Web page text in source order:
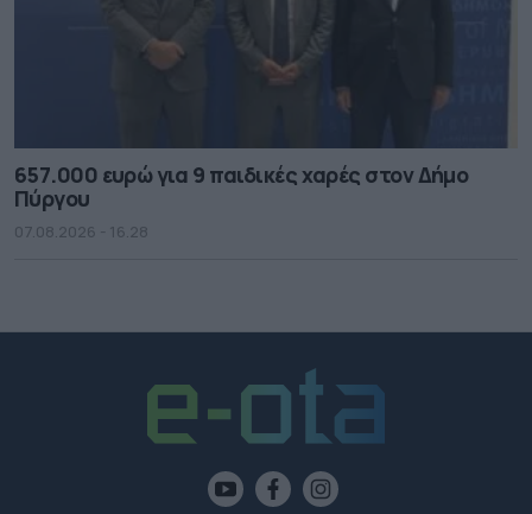
657.000 ευρώ για 9 παιδικές χαρές στον Δήμο
Πύργου
07.08.2026 - 16.28